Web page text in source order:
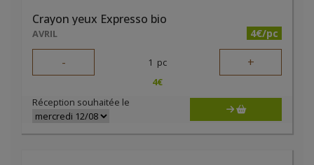
Crayon yeux Expresso bio
AVRIL 4€/pc
- 1 pc +
4€
Réception souhaitée le